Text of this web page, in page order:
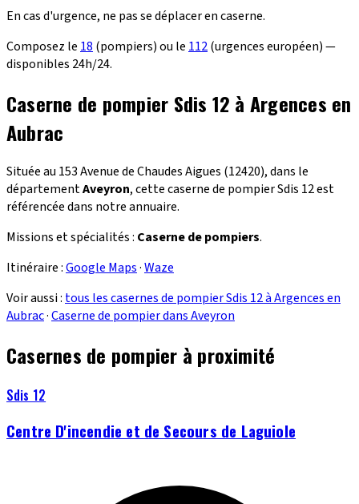
En cas d'urgence, ne pas se déplacer en caserne.
Composez le 18 (pompiers) ou le 112(urgences européen) —
disponibles 24h/24.
Caserne de pompier Sdis 12 à Argences en
Aubrac
Située au 153 Avenue de Chaudes Aigues (12420), dans le
départementAveyron, cette caserne de pompier Sdis 12 est
référencée dans notre annuaire.
Missions et spécialités : Caserne de pompiers.
Itinéraire :Google Maps·Waze
Voir aussi : tous les casernes de pompier Sdis 12 à Argences en
Aubrac·Caserne de pompier dans Aveyron
Casernes de pompier à proximité
Sdis 12
Centre D'incendie et de Secours de Laguiole